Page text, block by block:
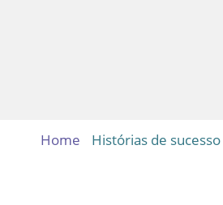
Home Histórias de sucesso